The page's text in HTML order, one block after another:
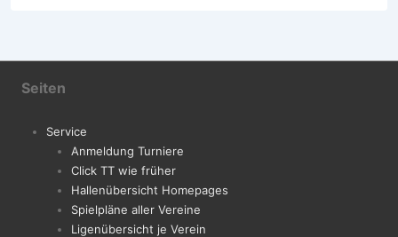
Seiten
Service
Anmeldung Turniere
Click TT wie früher
Hallenübersicht Homepages
Spielpläne aller Vereine
Ligenübersicht je Verein